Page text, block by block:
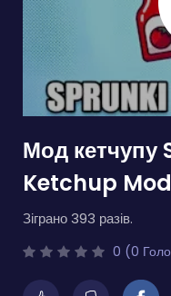
Мод
Ketchup Mod
Зіграно 393 разів.
0 (0